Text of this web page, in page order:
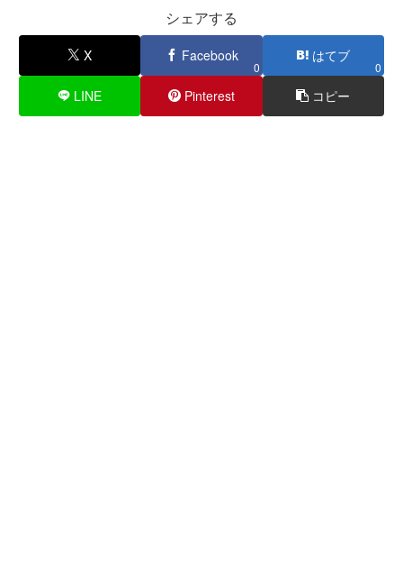
シェアする
X Facebook
0
はてブ
0
LINE Pinterest コピー